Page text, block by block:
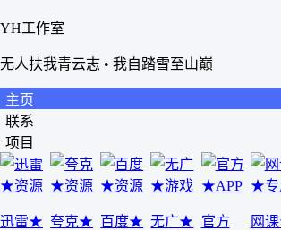
YH工作室
无人扶我青云志 • 我自踏雪至山巅
主页
联系
项目
迅雷★ 夸克★ 百度★ 无广★
官方
网